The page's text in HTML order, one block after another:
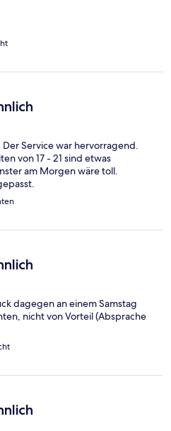
Service war hervorragend.
von 17 - 21 sind etwas
am Morgen wäre toll.
dagegen an einem Samstag
nicht von Vorteil (Absprache